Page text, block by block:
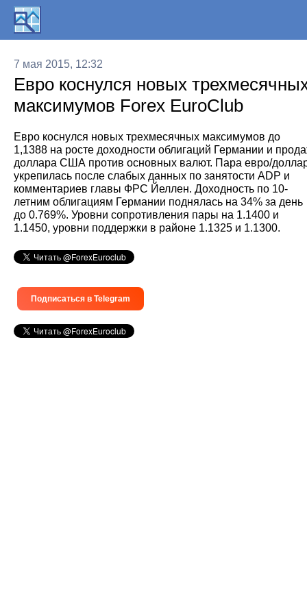
7 мая 2015, 12:32
Евро коснулся новых
максимумов Forex EuroClub
Евро коснулся новых трехмесячных максимумов до
1,1388 на росте доходности облигаций Германии и
доллара США против основных валют. Пара евро/
укрепилась после слабых данных по занятости ADP и
комментариев главы ФРС Йеллен. Доходность по 10-
летним облигациям Германии поднялась на 34% за день
до 0.769%. Уровни сопротивления пары на 1.1400 и
1.1450, уровни поддержки в районе 1.1325 и 1.1300.
Подписаться в Telegram